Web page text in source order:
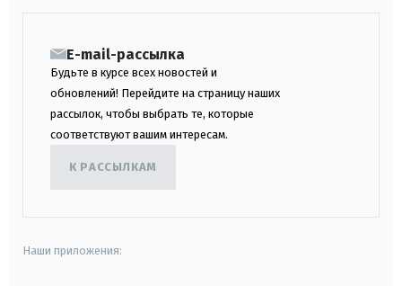
E-mail-рассылка
Будьте в курсе всех новостей и
обновлений! Перейдите на страницу наших
рассылок, чтобы выбрать те, которые
соответствуют вашим интересам.
К РАССЫЛКАМ
Наши приложения: